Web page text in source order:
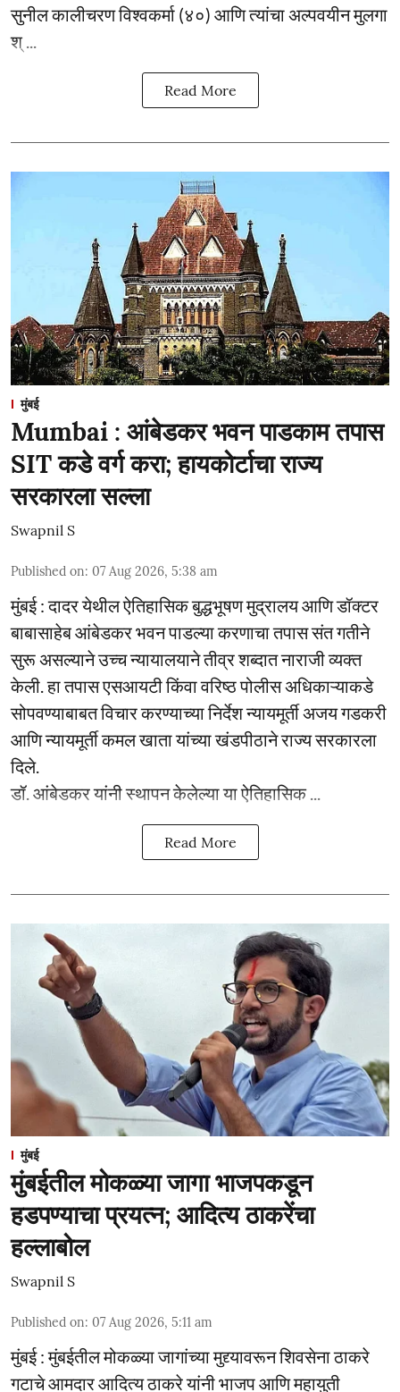
सुनील कालीचरण विश्वकर्मा (४०) आणि त्यांचा अल्पवयीन मुलगा
श् ...
Read More
मुंबई
Mumbai : आंबेडकर भवन पाडकाम तपास
SIT कडे वर्ग करा; हायकोर्टाचा राज्य
सरकारला सल्ला
Swapnil S
Published on: 07 Aug 2026, 5:38 am
मुंबई : दादर येथील ऐतिहासिक बुद्धभूषण मुद्रालय आणि डॉक्टर
बाबासाहेब आंबेडकर भवन पाडल्या करणाचा तपास संत गतीने
सुरू असल्याने उच्च न्यायालयाने तीव्र शब्दात नाराजी व्यक्त
केली. हा तपास एसआयटी किंवा वरिष्ठ पोलीस अधिकाऱ्याकडे
सोपवण्याबाबत विचार करण्याच्या निर्देश न्यायमूर्ती अजय गडकरी
आणि न्यायमूर्ती कमल खाता यांच्या खंडपीठाने राज्य सरकारला
दिले.
डॉ. आंबेडकर यांनी स्थापन केलेल्या या ऐतिहासिक ...
Read More
मुंबई
मुंबईतील मोकळ्या जागा भाजपकडून
हडपण्याचा प्रयत्न; आदित्य ठाकरेंचा
हल्लाबोल
Swapnil S
Published on: 07 Aug 2026, 5:11 am
मुंबई : मुंबईतील मोकळ्या जागांच्या मुद्द्यावरून शिवसेना ठाकरे
गटाचे आमदार आदित्य ठाकरे यांनी भाजप आणि महायुती